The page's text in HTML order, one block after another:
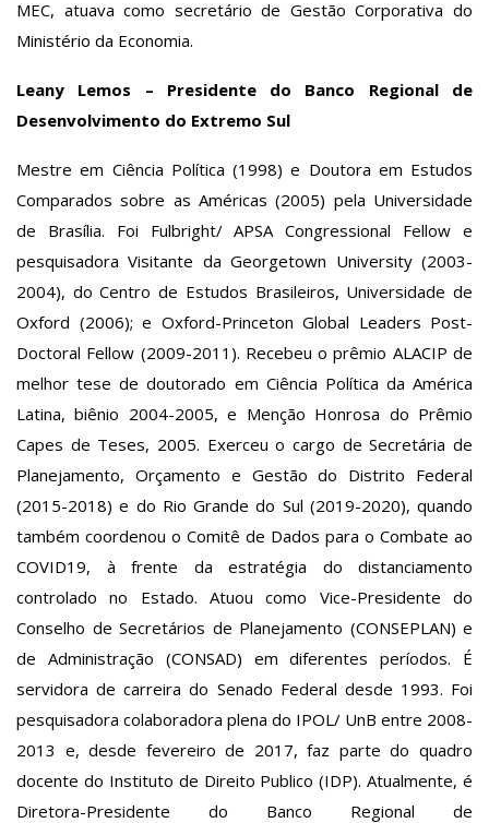
MEC, atuava como secretário de Gestão Corporativa do
Ministério da Economia.
Leany Lemos – Presidente do Banco Regional de
Desenvolvimento do Extremo Sul
Mestre em Ciência Política (1998) e Doutora em Estudos
Comparados sobre as Américas (2005) pela Universidade
de Brasília. Foi Fulbright/ APSA Congressional Fellow e
pesquisadora Visitante da Georgetown University (2003-
2004), do Centro de Estudos Brasileiros, Universidade de
Oxford (2006); e Oxford-Princeton Global Leaders Post-
Doctoral Fellow (2009-2011). Recebeu o prêmio ALACIP de
melhor tese de doutorado em Ciência Política da América
Latina, biênio 2004-2005, e Menção Honrosa do Prêmio
Capes de Teses, 2005. Exerceu o cargo de Secretária de
Planejamento, Orçamento e Gestão do Distrito Federal
(2015-2018) e do Rio Grande do Sul (2019-2020), quando
também coordenou o Comitê de Dados para o Combate ao
COVID19, à frente da estratégia do distanciamento
controlado no Estado. Atuou como Vice-Presidente do
Conselho de Secretários de Planejamento (CONSEPLAN) e
de Administração (CONSAD) em diferentes períodos. É
servidora de carreira do Senado Federal desde 1993. Foi
pesquisadora colaboradora plena do IPOL/ UnB entre 2008-
2013 e, desde fevereiro de 2017, faz parte do quadro
docente do Instituto de Direito Publico (IDP). Atualmente, é
Diretora-Presidente do Banco Regional de